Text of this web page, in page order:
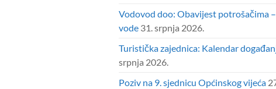
Vodovod doo: Obavijest potrošačima
vode 31. srpnja 2026.
Turistička zajednica: Kalendar
srpnja 2026.
Poziv na 9. sjednicu Općinskog vijeća